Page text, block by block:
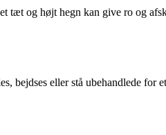
tæt og højt hegn kan give ro og
bejdses eller stå ubehandlede